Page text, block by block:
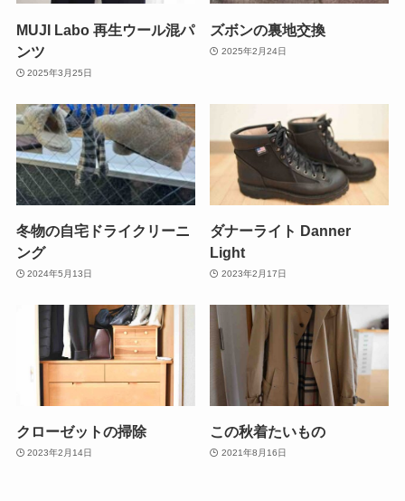
MUJI Labo 再生ウール混パ
ンツ
2025年3月25日
ズボンの裏地交換
2025年2月24日
冬物の自宅ドライクリーニ
ング
2024年5月13日
ダナーライト Danner
Light
2023年2月17日
クローゼットの掃除
2023年2月14日
この秋着たいもの
2021年8月16日